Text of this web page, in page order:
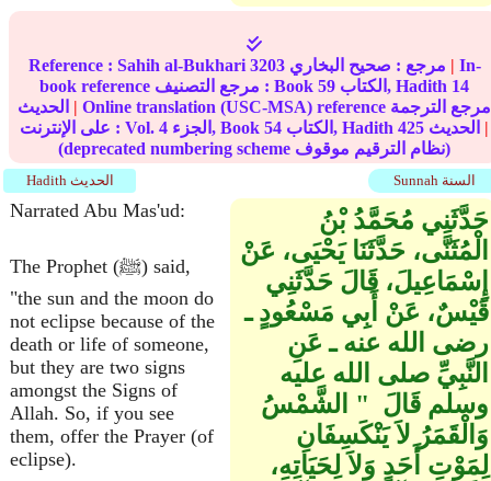
Reference : Sahih al-Bukhari 3203 مرجع : صحيح البخاري | In-
book reference مرجع التصنيف : Book 59 الكتاب, Hadith 14
| Online translation (USC-MSA) reference مرجع الترجمة
على الإنترنت : Vol. 4 الجزء, Book 54 الكتاب, Hadith 425
|
(deprecated numbering scheme نظام الترقيم موقوف)
Sunnah السنة Hadith الحديث
Narrated Abu Mas'ud:
The Prophet (ﷺ) said,
"the sun and the moon do
not eclipse because of the
death or life of someone,
but they are two signs
amongst the Signs of
Allah. So, if you see
them, offer the Prayer (of
eclipse).
حَدَّثَنِي مُحَمَّدُ بْنُ
الْمُثَنَّى، حَدَّثَنَا يَحْيَى، عَنْ
إِسْمَاعِيلَ، قَالَ حَدَّثَنِي
قَيْسٌ، عَنْ أَبِي مَسْعُودٍ ـ
رضى الله عنه ـ عَنِ
النَّبِيِّ صلى الله عليه
وسلم قَالَ ‏ "‏ الشَّمْسُ
وَالْقَمَرُ لاَ يَنْكَسِفَانِ
لِمَوْتِ أَحَدٍ وَلاَ لِحَيَاتِهِ،